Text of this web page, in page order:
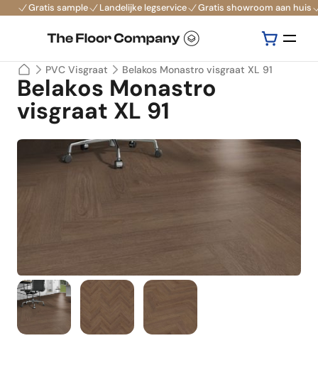
Gratis sample Landelijke legservice Gratis showroom aan huis
PVC Visgraat Belakos Monastro visgraat XL 91
Belakos Monastro
visgraat XL 91